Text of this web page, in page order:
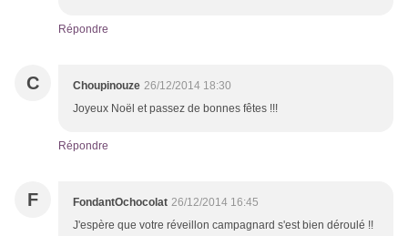
Répondre
C Choupinouze 26/12/2014 18:30
Joyeux Noël et passez de bonnes fêtes !!!
Répondre
F FondantOchocolat 26/12/2014 16:45
J'espère que votre réveillon campagnard s'est bien déroulé !!